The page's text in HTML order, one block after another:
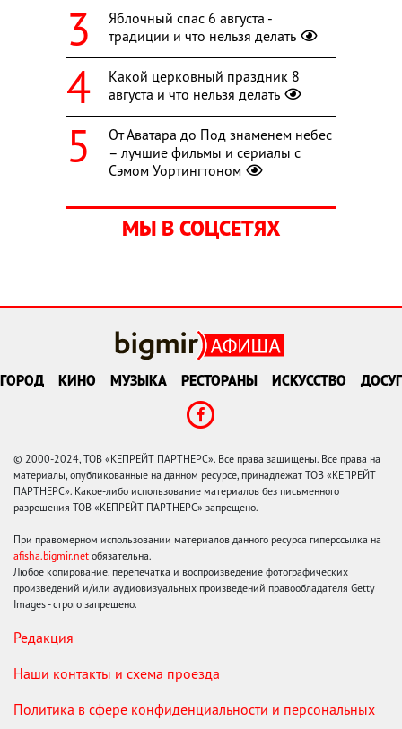
Яблочный спас 6 августа -
традиции и что нельзя делать
Какой церковный праздник 8
августа и что нельзя делать
От Аватара до Под знаменем небес
– лучшие фильмы и сериалы с
Сэмом Уортингтоном
МЫ В СОЦСЕТЯХ
ГОРОД КИНО МУЗЫКА РЕСТОРАНЫ ИСКУССТВО ДОСУГ
© 2000-2024, ТОВ «КЕПРЕЙТ ПАРТНЕРС». Все права защищены. Все права на
материалы, опубликованные на данном ресурсе, принадлежат ТОВ «КЕПРЕЙТ
ПАРТНЕРС». Какое-либо использование материалов без письменного
разрешения ТОВ «КЕПРЕЙТ ПАРТНЕРС» запрещено.
При правомерном использовании материалов данного ресурса гиперссылка на
afisha.bigmir.net обязательна.
Любое копирование, перепечатка и воспроизведение фотографических
произведений и/или аудиовизуальных произведений правообладателя Getty
Images - строго запрещено.
Редакция
Наши контакты и схема проезда
Политика в сфере конфиденциальности и персональных